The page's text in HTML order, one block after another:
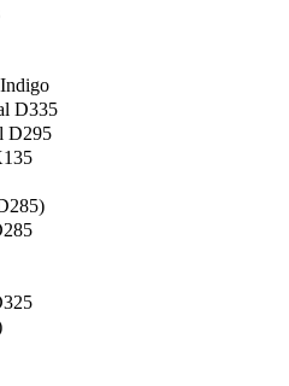
D335
D295